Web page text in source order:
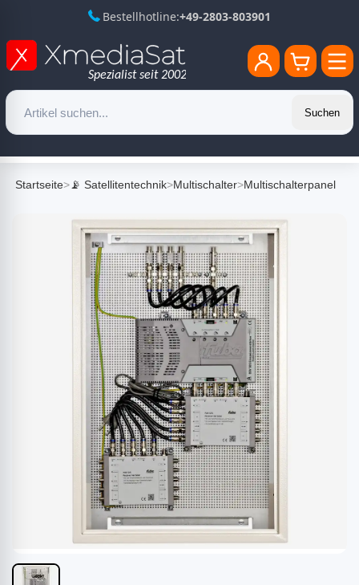
Bestellhotline:+49-2803-803901
Suchen
Startseite>📡 Satellitentechnik>Multischalter>Multischalterpanel